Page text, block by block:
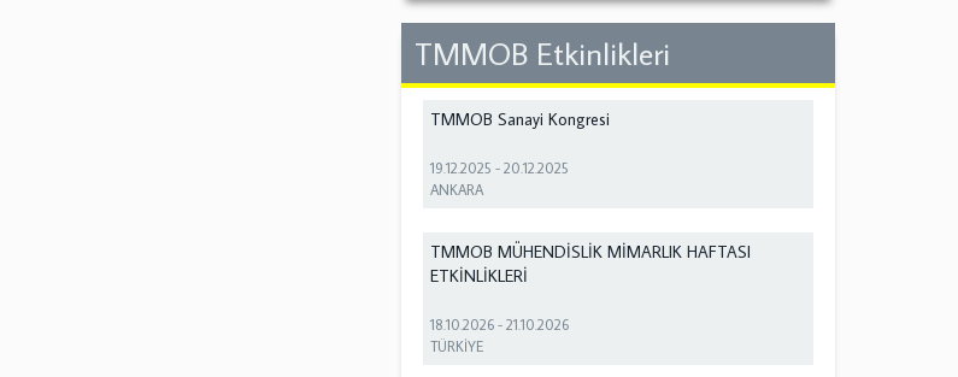
TMMOB Etkinlikleri
TMMOB Sanayi Kongresi
19.12.2025 -20.12.2025
ANKARA
TMMOB MÜHENDİSLİK MİMARLIK HAFTASI
ETKİNLİKLERİ
18.10.2026 -21.10.2026
TÜRKİYE